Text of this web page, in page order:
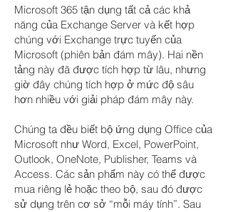
Microsoft 365 tận dụng tất cả các khả
năng của Exchange Server và kết hợp
chúng với Exchange trực tuyến của
Microsoft (phiên bản đám mây). Hai nền
tảng này đã được tích hợp từ lâu, nhưng
giờ đây chúng tích hợp ở mức độ sâu
hơn nhiều với giải pháp đám mây này.
Chúng ta đều biết bộ ứng dụng Office của
Microsoft như Word, Excel, PowerPoint,
Outlook, OneNote, Publisher, Teams và
Access. Các sản phẩm này có thể được
mua riêng lẻ hoặc theo bộ, sau đó được
sử dụng trên cơ sở “mỗi máy tính”. Sau